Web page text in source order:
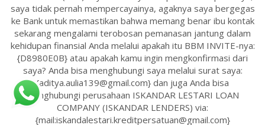
saya tidak pernah mempercayainya, agaknya saya bergegas
ke Bank untuk memastikan bahwa memang benar ibu kontak
sekarang mengalami terobosan pemanasan jantung dalam
kehidupan finansial Anda melalui apakah itu BBM INVITE-nya:
{D8980E0B} atau apakah kamu ingin mengkonfirmasi dari
saya? Anda bisa menghubungi saya melalui surat saya:
{aditya.aulia139@gmail.com} dan juga Anda bisa
menghubungi perusahaan ISKANDAR LESTARI LOAN
COMPANY (ISKANDAR LENDERS) via:
{mail:iskandalestari.kreditpersatuan@gmail.com}